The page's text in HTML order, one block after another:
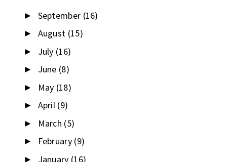
► September (16)
► August (15)
► July (16)
► June (8)
► May (18)
► April (9)
► March (5)
► February (9)
► January (16)